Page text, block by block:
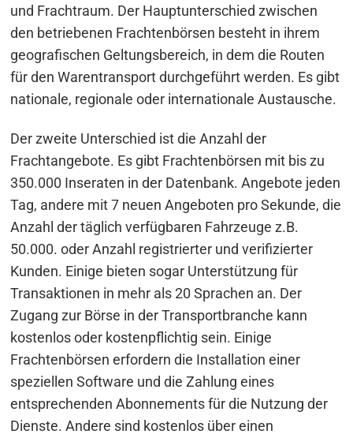
und Frachtraum. Der Hauptunterschied zwischen
den betriebenen Frachtenbörsen besteht in ihrem
geografischen Geltungsbereich, in dem die Routen
für den Warentransport durchgeführt werden. Es gibt
nationale, regionale oder internationale Austausche.
Der zweite Unterschied ist die Anzahl der
Frachtangebote. Es gibt Frachtenbörsen mit bis zu
350.000 Inseraten in der Datenbank. Angebote jeden
Tag, andere mit 7 neuen Angeboten pro Sekunde, die
Anzahl der täglich verfügbaren Fahrzeuge z.B.
50.000. oder Anzahl registrierter und verifizierter
Kunden. Einige bieten sogar Unterstützung für
Transaktionen in mehr als 20 Sprachen an. Der
Zugang zur Börse in der Transportbranche kann
kostenlos oder kostenpflichtig sein. Einige
Frachtenbörsen erfordern die Installation einer
speziellen Software und die Zahlung eines
entsprechenden Abonnements für die Nutzung der
Dienste. Andere sind kostenlos über einen